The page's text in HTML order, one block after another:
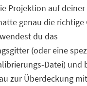
Projektion auf deiner
genau die richtige
du das
(oder eine
Datei) und
zur Überdeckung